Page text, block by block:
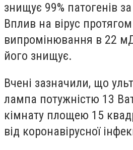
знищує 99% патогенів
Вплив на вірус
випромінювання в 22
його знищує.
Вчені зазначили, що
лампа потужністю 13
кімнату площею 15
від коронавірусної